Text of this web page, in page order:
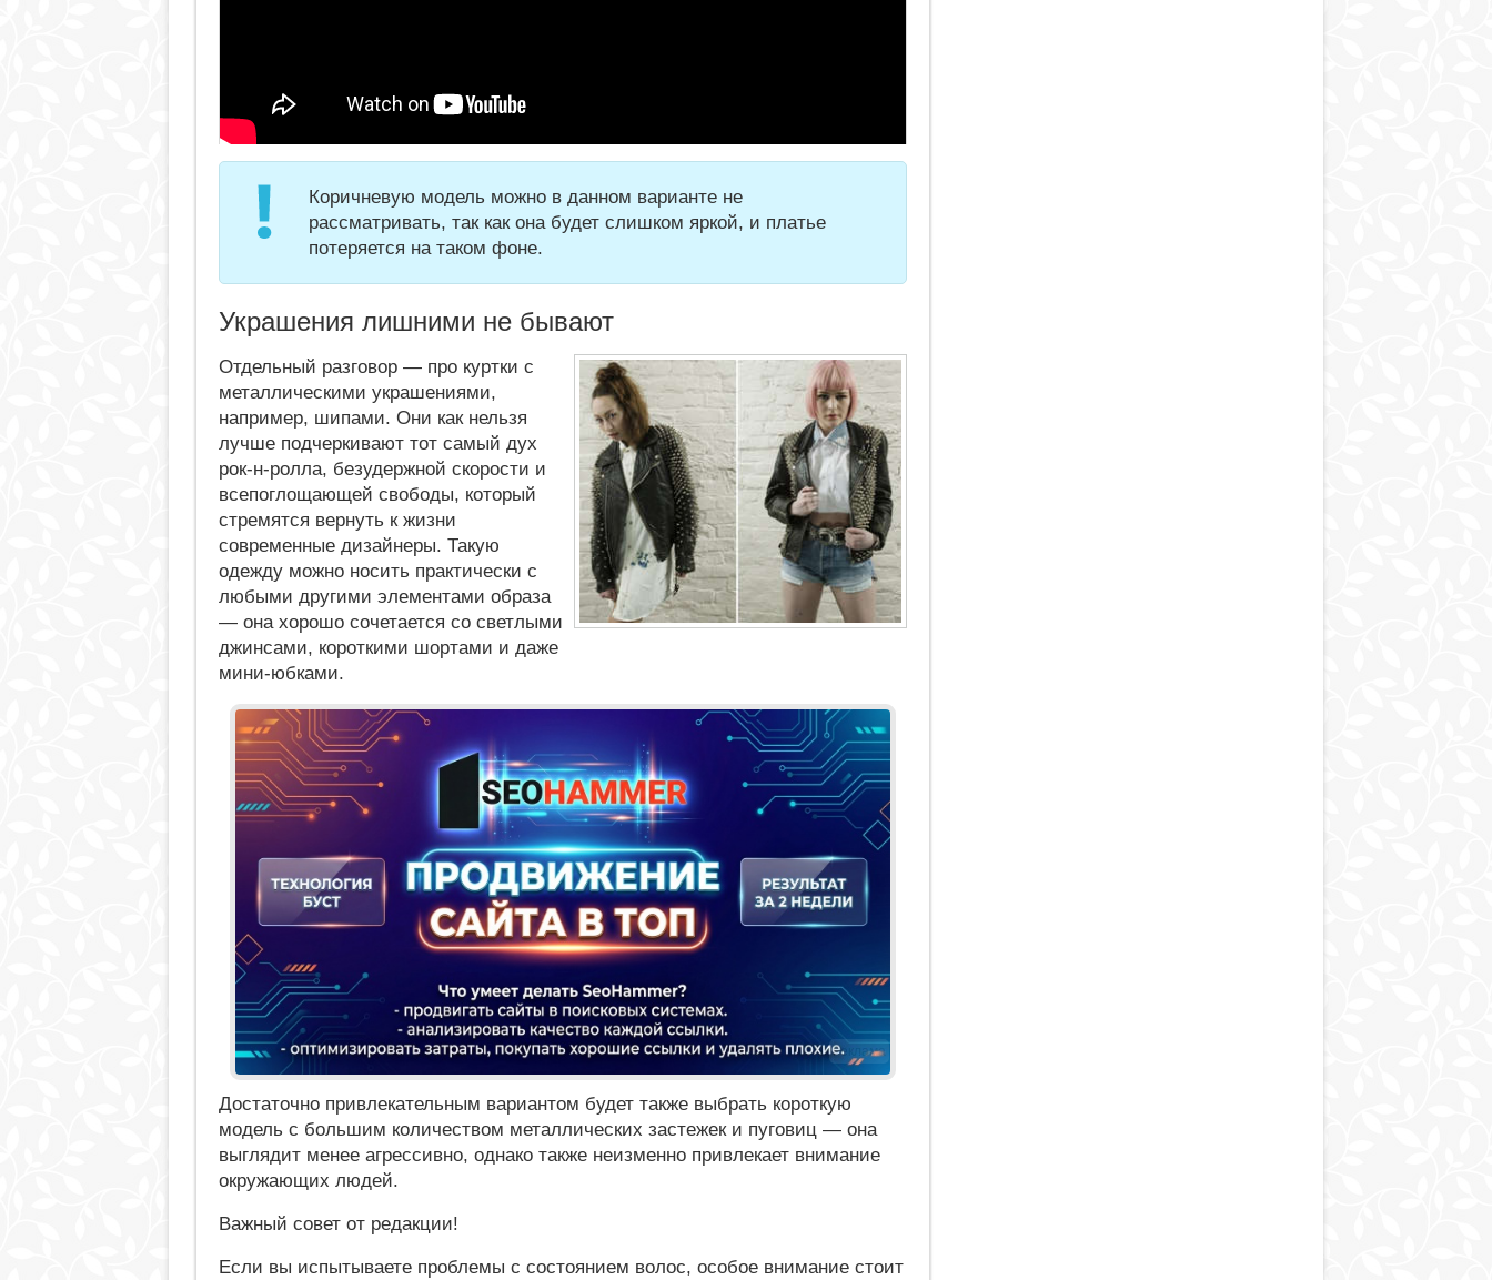
Коричневую модель можно в данном варианте не
рассматривать, так как она будет слишком яркой, и платье
потеряется на таком фоне.
Украшения лишними не бывают
Отдельный разговор — про куртки с
металлическими украшениями,
например, шипами. Они как нельзя
лучше подчеркивают тот самый дух
рок-н-ролла, безудержной скорости и
всепоглощающей свободы, который
стремятся вернуть к жизни
современные дизайнеры. Такую
одежду можно носить практически с
любыми другими элементами образа
— она хорошо сочетается со светлыми
джинсами, короткими шортами и даже
мини-юбками.
Реклама
Достаточно привлекательным вариантом будет также выбрать короткую
модель с большим количеством металлических застежек и пуговиц — она
выглядит менее агрессивно, однако также неизменно привлекает внимание
окружающих людей.
Важный совет от редакции!
Если вы испытываете проблемы с состоянием волос, особое внимание стоит